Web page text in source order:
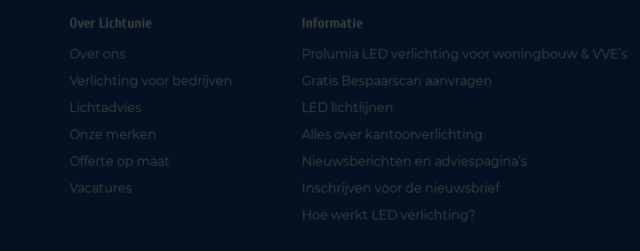
Over Lichtunie
Over ons
Verlichting voor bedrijven
Lichtadvies
Onze merken
Offerte op maat
Vacatures
Informatie
Prolumia LED verlichting voor woningbouw & VVE’s
Gratis Bespaarscan aanvragen
LED lichtlijnen
Alles over kantoorverlichting
Nieuwsberichten en adviespagina’s
Inschrijven voor de nieuwsbrief
Hoe werkt LED verlichting?